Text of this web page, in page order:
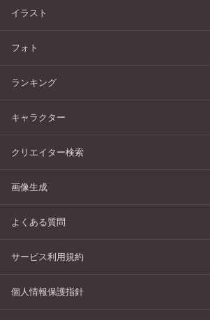
イラスト
フォト
ランキング
キャラクター
クリエイター検索
画像生成
よくある質問
サービス利用規約
個人情報保護指針